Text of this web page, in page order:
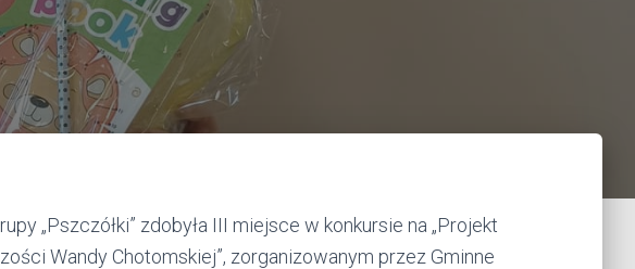
„Pszczółki” zdobyła III miejsce w konkursie na „Projekt
Wandy Chotomskiej”, zorganizowanym przez Gminne